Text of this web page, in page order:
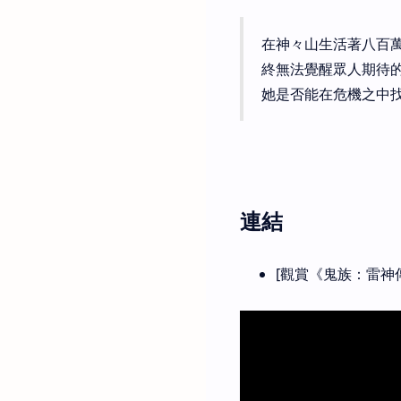
在神々山生活著八百
終無法覺醒眾人期待
她是否能在危機之中
連結
[觀賞《鬼族：雷